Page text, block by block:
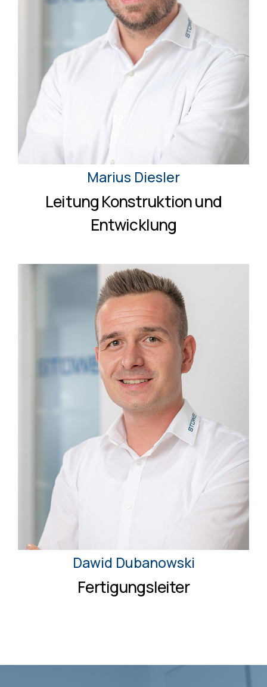
Marius Diesler
Leitung Konstruktion und
Entwicklung
Dawid Dubanowski
Fertigungsleiter